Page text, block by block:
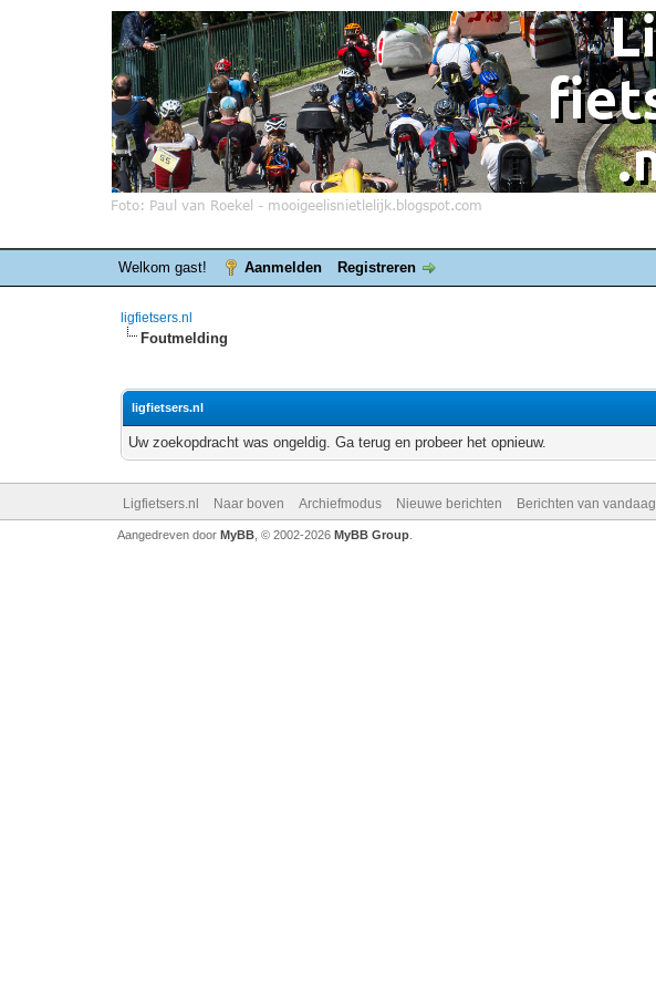
Welkom gast! Aanmelden Registreren
ligfietsers.nl
Foutmelding
ligfietsers.nl
Uw zoekopdracht was ongeldig. Ga terug en probeer het opnieuw.
Ligfietsers.nl Naar boven Archiefmodus Nieuwe berichten Berichten van vandaag
Aangedreven door MyBB, © 2002-2026 MyBB Group.